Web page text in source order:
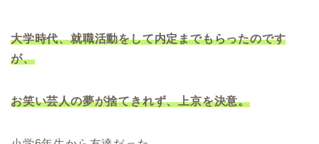
大学時代、就職活動をして内定までもらったのです
が、
お笑い芸人の夢が捨てきれず、上京を決意。